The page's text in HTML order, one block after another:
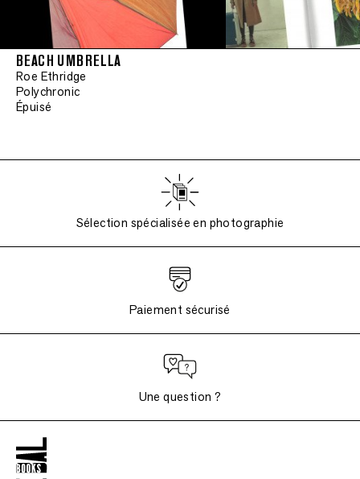
BEACH UMBRELLA
Roe Ethridge
Polychronic
Épuisé
Sélection spécialisée en photographie
Paiement sécurisé
Une question ?